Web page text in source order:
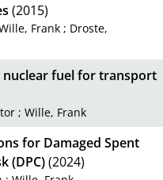
(2015)
Frank ; Droste,
nuclear fuel for transport
;Wille, Frank
for Damaged Spent
(DPC)(2024)